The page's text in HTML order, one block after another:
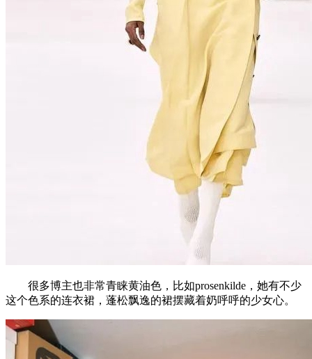
很多博主也非常青睐黄油色，比如prosenkilde，她有不少
这个色系的连衣裙，蓬松飘逸的裙摆藏着奶呼呼的少女心。